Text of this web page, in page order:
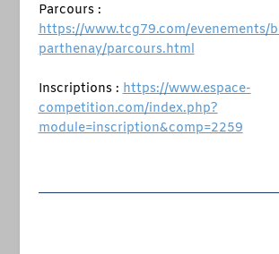
Parcours :
https://www.tcg79.com/evenements/
parthenay/parcours.html
Inscriptions :https://www.espace-
competition.com/index.php?
module=inscription&comp=2259